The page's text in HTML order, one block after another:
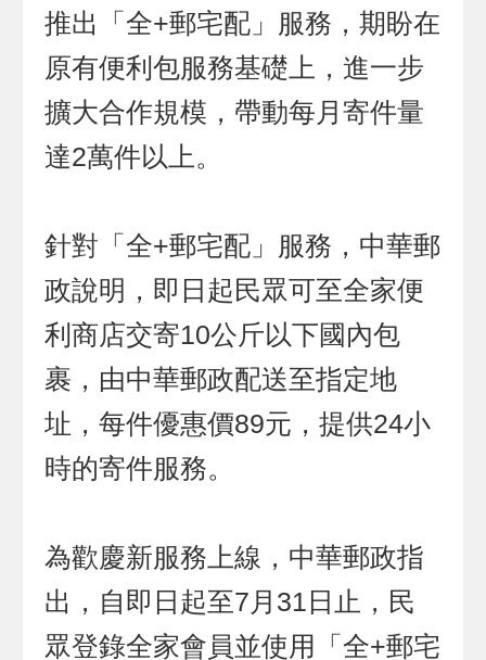
推出「全+郵宅配」服務，期盼在
原有便利包服務基礎上，進一步
擴大合作規模，帶動每月寄件量
達2萬件以上。
針對「全+郵宅配」服務，中華郵
政說明，即日起民眾可至全家便
利商店交寄10公斤以下國內包
裹，由中華郵政配送至指定地
址，每件優惠價89元，提供24小
時的寄件服務。
為歡慶新服務上線，中華郵政指
出，自即日起至7月31日止，民
眾登錄全家會員並使用「全+郵宅